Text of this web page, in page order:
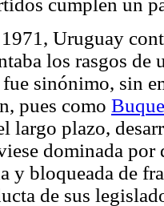
cumplen un
Uruguay
los rasgos
sinónimo, sin
pues como
largo plazo,
dominada
y bloqueada de
de sus